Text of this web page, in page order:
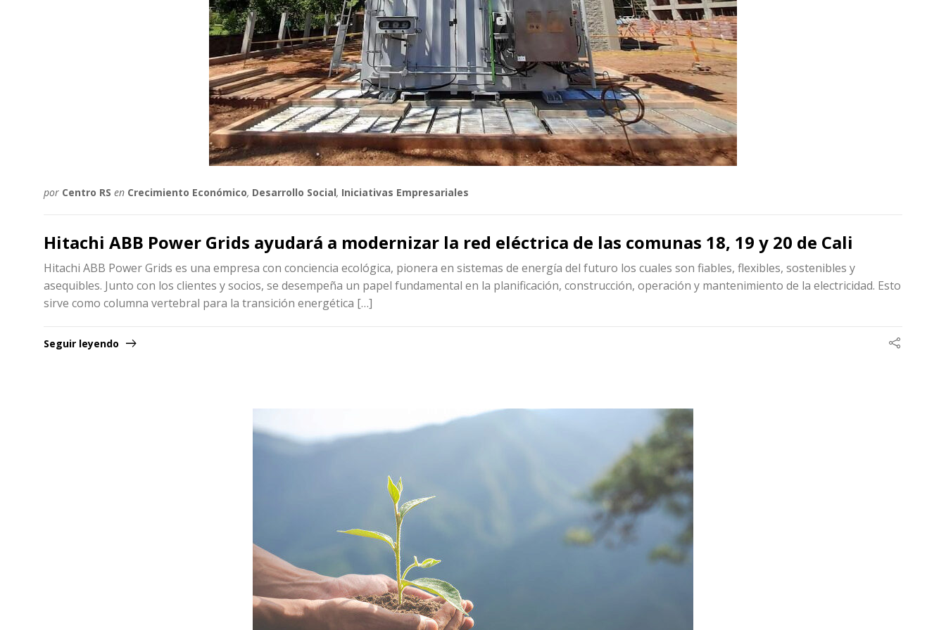
por Centro RS en Crecimiento Económico, Desarrollo Social, Iniciativas Empresariales
Hitachi ABB Power Grids ayudará a modernizar la red eléctrica de las comunas 18, 19 y 20 de Cali
Hitachi ABB Power Grids es una empresa con conciencia ecológica, pionera en sistemas de energía del futuro los cuales son fiables, flexibles, sostenibles y
asequibles. Junto con los clientes y socios, se desempeña un papel fundamental en la planificación, construcción, operación y mantenimiento de la electricidad. Esto
sirve como columna vertebral para la transición energética […]
Seguir leyendo